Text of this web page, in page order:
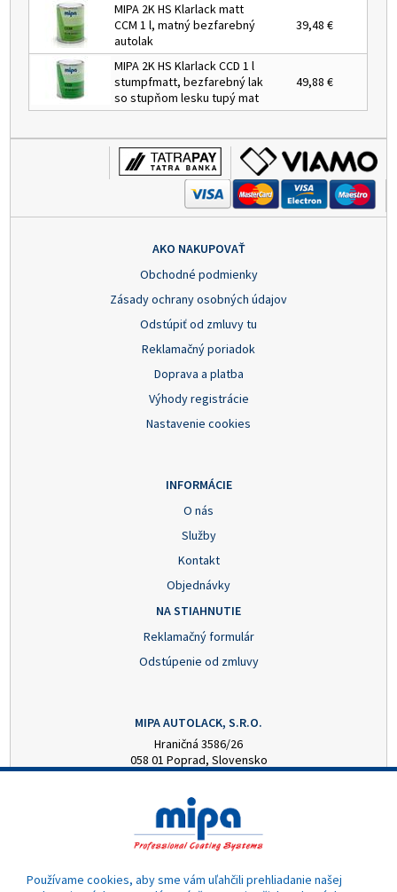
MIPA 2K HS Klarlack matt
CCM 1 l, matný bezfarebný
autolak
39,48 €
MIPA 2K HS Klarlack CCD 1 l
stumpfmatt, bezfarebný lak
so stupňom lesku tupý mat
49,88 €
AKO NAKUPOVAŤ
Obchodné podmienky
Zásady ochrany osobných údajov
Odstúpiť od zmluvy tu
Reklamačný poriadok
Doprava a platba
Výhody registrácie
Nastavenie cookies
INFORMÁCIE
O nás
Služby
Kontakt
Objednávky
NA STIAHNUTIE
Reklamačný formulár
Odstúpenie od zmluvy
MIPA AUTOLACK, S.R.O.
Hraničná 3586/26
058 01 Poprad, Slovensko
mipa@autolack.sk
OTVÁRACIE HODINY
Pondelok - Piatok: 8:00 - 16:00 hod.
Používame cookies, aby sme vám uľahčili prehliadanie našej